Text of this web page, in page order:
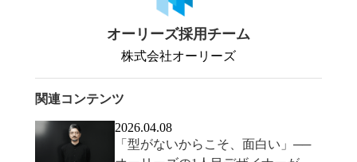
オーリーズ採用チーム
株式会社オーリーズ
関連コンテンツ
2026.04.08
「型がないからこそ、面白い」──